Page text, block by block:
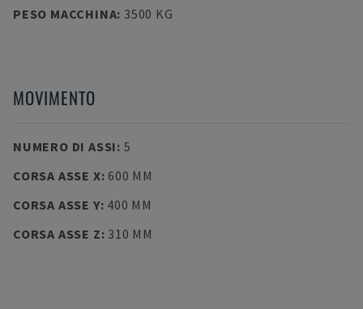
PESO MACCHINA: 3500 KG
MOVIMENTO
NUMERO DI ASSI: 5
CORSA ASSE X: 600 MM
CORSA ASSE Y: 400 MM
CORSA ASSE Z: 310 MM